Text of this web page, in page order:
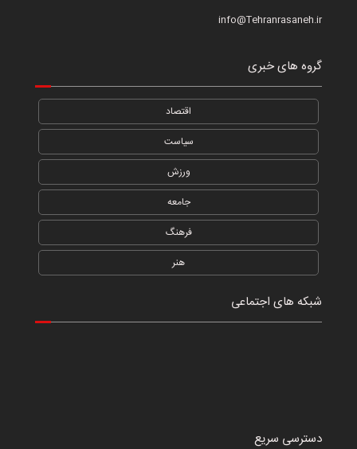
info@Tehranrasaneh.ir
گروه های خبری
اقتصاد
سیاست
ورزش
جامعه
فرهنگ
هنر
شبکه های اجتماعی
دسترسی سریع